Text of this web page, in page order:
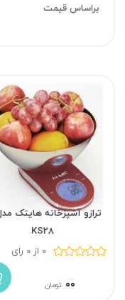
براساس قیمت
KS28
0 از 0 رای
۰۰ تومان